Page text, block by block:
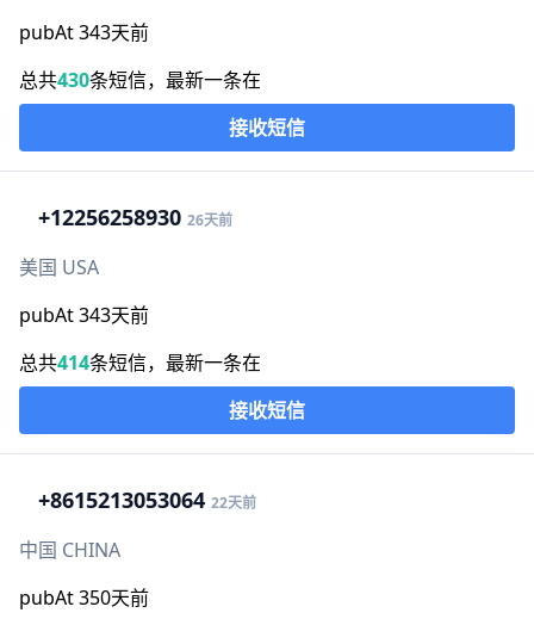
pubAt 343天前
总共430条短信，最新一条在
接收短信
+12256258930 26天前
美国 USA
pubAt 343天前
总共414条短信，最新一条在
接收短信
+8615213053064 22天前
中国 CHINA
pubAt 350天前